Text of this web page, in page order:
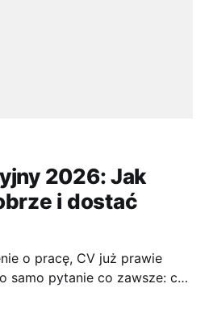
2026: Jak
i dostać
o pracę, CV już prawie
samo pytanie co zawsze: czy